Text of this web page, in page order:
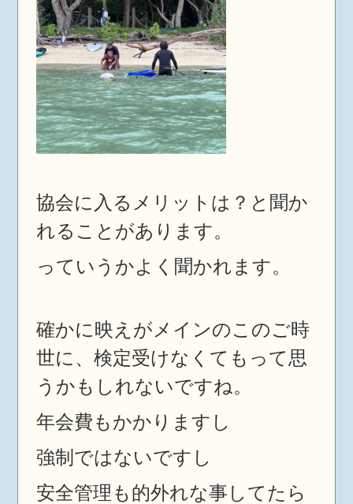
協会に入るメリットは？と聞か
れることがあります。
っていうかよく聞かれます。
確かに映えがメインのこのご時
世に、検定受けなくてもって思
うかもしれないですね。
年会費もかかりますし
強制ではないですし
安全管理も的外れな事してたら